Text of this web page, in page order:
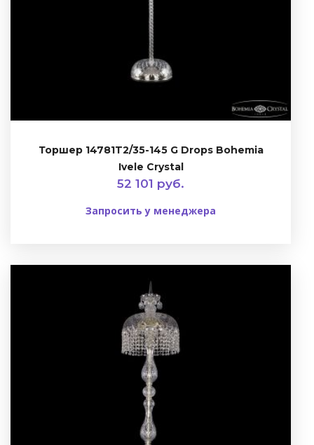
Торшер 14781T2/35-145 G Drops Bohemia
Ivele Crystal
52 101 руб.
Запросить у менеджера